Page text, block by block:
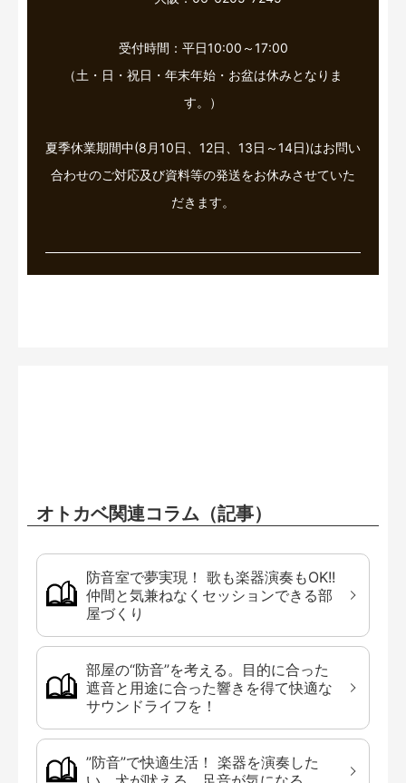
受付時間：平日10:00～17:00
（土・日・祝日・年末年始・お盆は休みとなりま
す。）
夏季休業期間中(8月10日、12日、13日～14日)はお問い
合わせのご対応及び資料等の発送をお休みさせていた
だきます。
オトカベ関連コラム（記事）
防音室で夢実現！ 歌も楽器演奏もOK!!
仲間と気兼ねなくセッションできる部
屋づくり
部屋の“防音”を考える。目的に合った
遮音と用途に合った響きを得て快適な
サウンドライフを！
”防音”で快適生活！ 楽器を演奏した